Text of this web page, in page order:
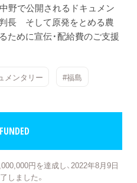
野で公開されるドキュメン
長 そして原発をとめる農
ために宣伝・配給費のご支援
メンタリー #福島
FUNDED
円を達成し、2022年8月9日
しました。